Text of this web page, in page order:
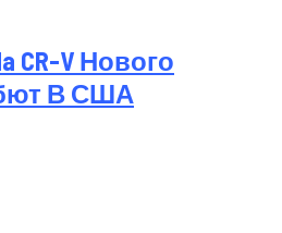
CR-V Нового
В США